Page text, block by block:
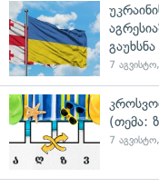
7
(თემა:
7